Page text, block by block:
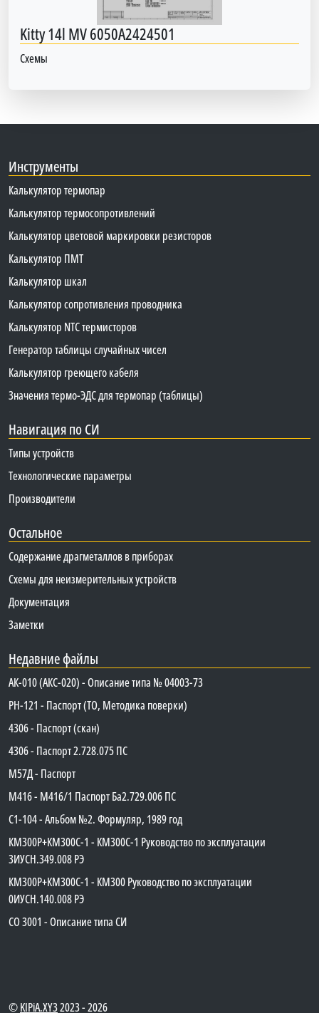
Kitty 14l MV 6050A2424501
Схемы
Инструменты
Калькулятор термопар
Калькулятор термосопротивлений
Калькулятор цветовой маркировки резисторов
Калькулятор ПМТ
Калькулятор шкал
Калькулятор сопротивления проводника
Калькулятор NTC термисторов
Генератор таблицы случайных чисел
Калькулятор греющего кабеля
Значения термо-ЭДС для термопар (таблицы)
Навигация по СИ
Типы устройств
Технологические параметры
Производители
Остальное
Содержание драгметаллов в приборах
Схемы для неизмерительных устройств
Документация
Заметки
Недавние файлы
АК-010 (АКС-020) - Описание типа № 04003-73
PH-121 - Паспорт (ТО, Методика поверки)
4306 - Паспорт (скан)
4306 - Паспорт 2.728.075 ПС
М57Д - Паспорт
М416 - М416/1 Паспорт Ба2.729.006 ПС
C1-104 - Альбом №2. Формуляр, 1989 год
КМ300Р+КМ300С-1 - КМ300C-1 Руководство по эксплуатации
3ИУСН.349.008 РЭ
КМ300Р+КМ300С-1 - КМ300 Руководство по эксплуатации
0ИУСН.140.008 РЭ
СО 3001 - Описание типа СИ
©KIPiA.XY32023 - 2026